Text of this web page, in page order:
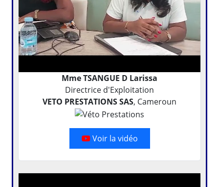
Mme TSANGUE D Larissa
Directrice d'Exploitation
VETO PRESTATIONS SAS, Cameroun
Voir la vidéo